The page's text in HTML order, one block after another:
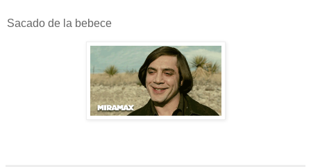
Sacado de la bebece